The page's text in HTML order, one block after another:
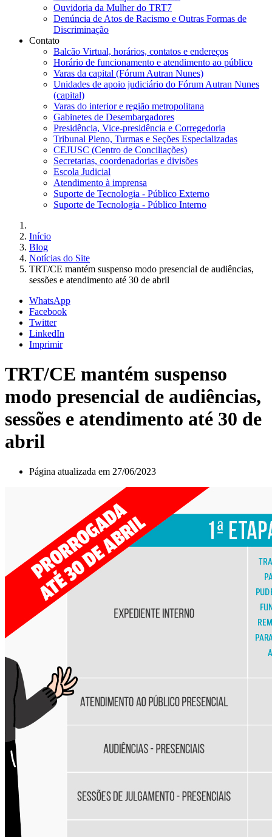
Ouvidoria da Mulher do TRT7
Denúncia de Atos de Racismo e Outras Formas de
Discriminação
Contato
Balcão Virtual, horários, contatos e endereços
Horário de funcionamento e atendimento ao público
Varas da capital (Fórum Autran Nunes)
Unidades de apoio judiciário do Fórum Autran Nunes
(capital)
Varas do interior e região metropolitana
Gabinetes de Desembargadores
Presidência, Vice-presidência e Corregedoria
Tribunal Pleno, Turmas e Seções Especializadas
CEJUSC (Centro de Conciliações)
Secretarias, coordenadorias e divisões
Escola Judicial
Atendimento à imprensa
Suporte de Tecnologia - Público Externo
Suporte de Tecnologia - Público Interno
Início
Blog
Notícias do Site
TRT/CE mantém suspenso modo presencial de audiências,
sessões e atendimento até 30 de abril
WhatsApp
Facebook
Twitter
LinkedIn
Imprimir
TRT/CE mantém suspenso
modo presencial de audiências,
sessões e atendimento até 30 de
abril
Página atualizada em 27/06/2023